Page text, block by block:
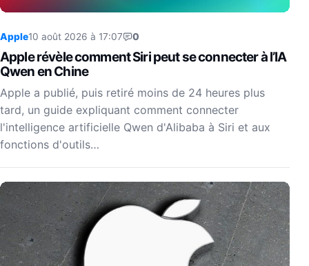
Apple10 août 2026 à 17:07 0
Apple révèle comment Siri peut se connecter à l’IA
Qwen en Chine
Apple a publié, puis retiré moins de 24 heures plus
tard, un guide expliquant comment connecter
l'intelligence artificielle Qwen d'Alibaba à Siri et aux
fonctions d'outils…